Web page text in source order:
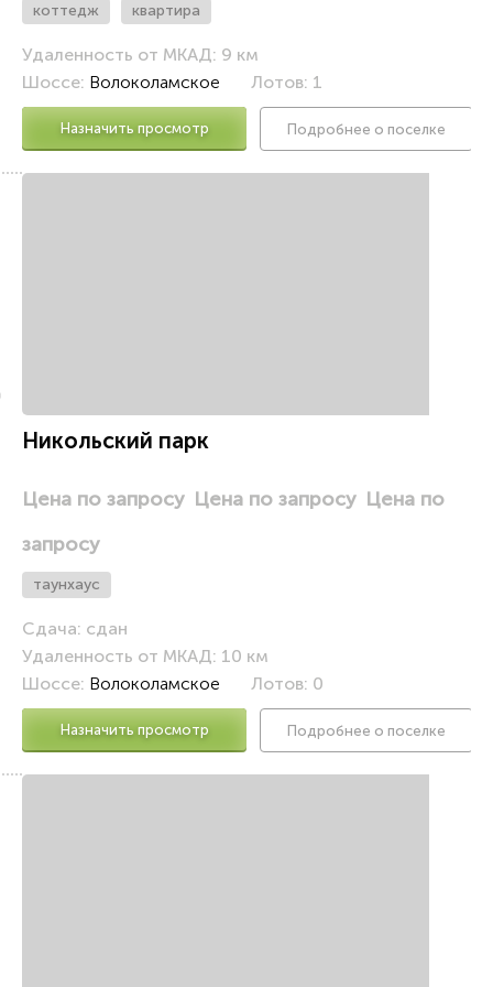
коттедж квартира
Удаленность от МКАД: 9 км
Шоссе: Волоколамское Лотов: 1
Назначить просмотр Подробнее о поселке
Никольский парк
Цена по запросу Цена по запросу Цена по
запросу
таунхаус
Сдача: сдан
Удаленность от МКАД: 10 км
Шоссе: Волоколамское Лотов: 0
Назначить просмотр Подробнее о поселке